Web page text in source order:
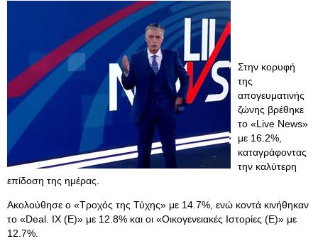
Στην κορυφή
της
απογευματινής
ζώνης βρέθηκε
το «Live News»
με 16.2%,
καταγράφοντας
την καλύτερη
επίδοση της ημέρας.
Ακολούθησε ο «Τροχός της Τύχης» με 14.7%, ενώ κοντά κινήθηκαν
το «Deal. IX (E)» με 12.8% και οι «Οικογενειακές Ιστορίες (E)» με
12.7%.